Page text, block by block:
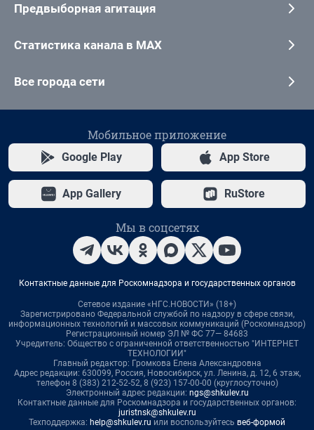
Предвыборная агитация
Статистика канала в MAX
Все города сети
Мобильное приложение
Google Play App Store
App Gallery RuStore
Мы в соцсетях
Контактные данные для Роскомнадзора и государственных органов
Сетевое издание «НГС.НОВОСТИ» (18+)
Зарегистрировано Федеральной службой по надзору в сфере связи,
информационных технологий и массовых коммуникаций (Роскомнадзор)
Регистрационный номер ЭЛ № ФС 77— 84683
Учредитель: Общество с ограниченной ответственностью "ИНТЕРНЕТ
ТЕХНОЛОГИИ"
Главный редактор: Громкова Елена Александровна
Адрес редакции: 630099, Россия, Новосибирск, ул. Ленина, д. 12, 6 этаж,
телефон 8 (383) 212-52-52, 8 (923) 157-00-00 (круглосуточно)
Электронный адрес редакции: ngs@shkulev.ru
Контактные данные для Роскомнадзора и государственных органов:
juristnsk@shkulev.ru
Техподдержка: help@shkulev.ru или воспользуйтесь веб-формой